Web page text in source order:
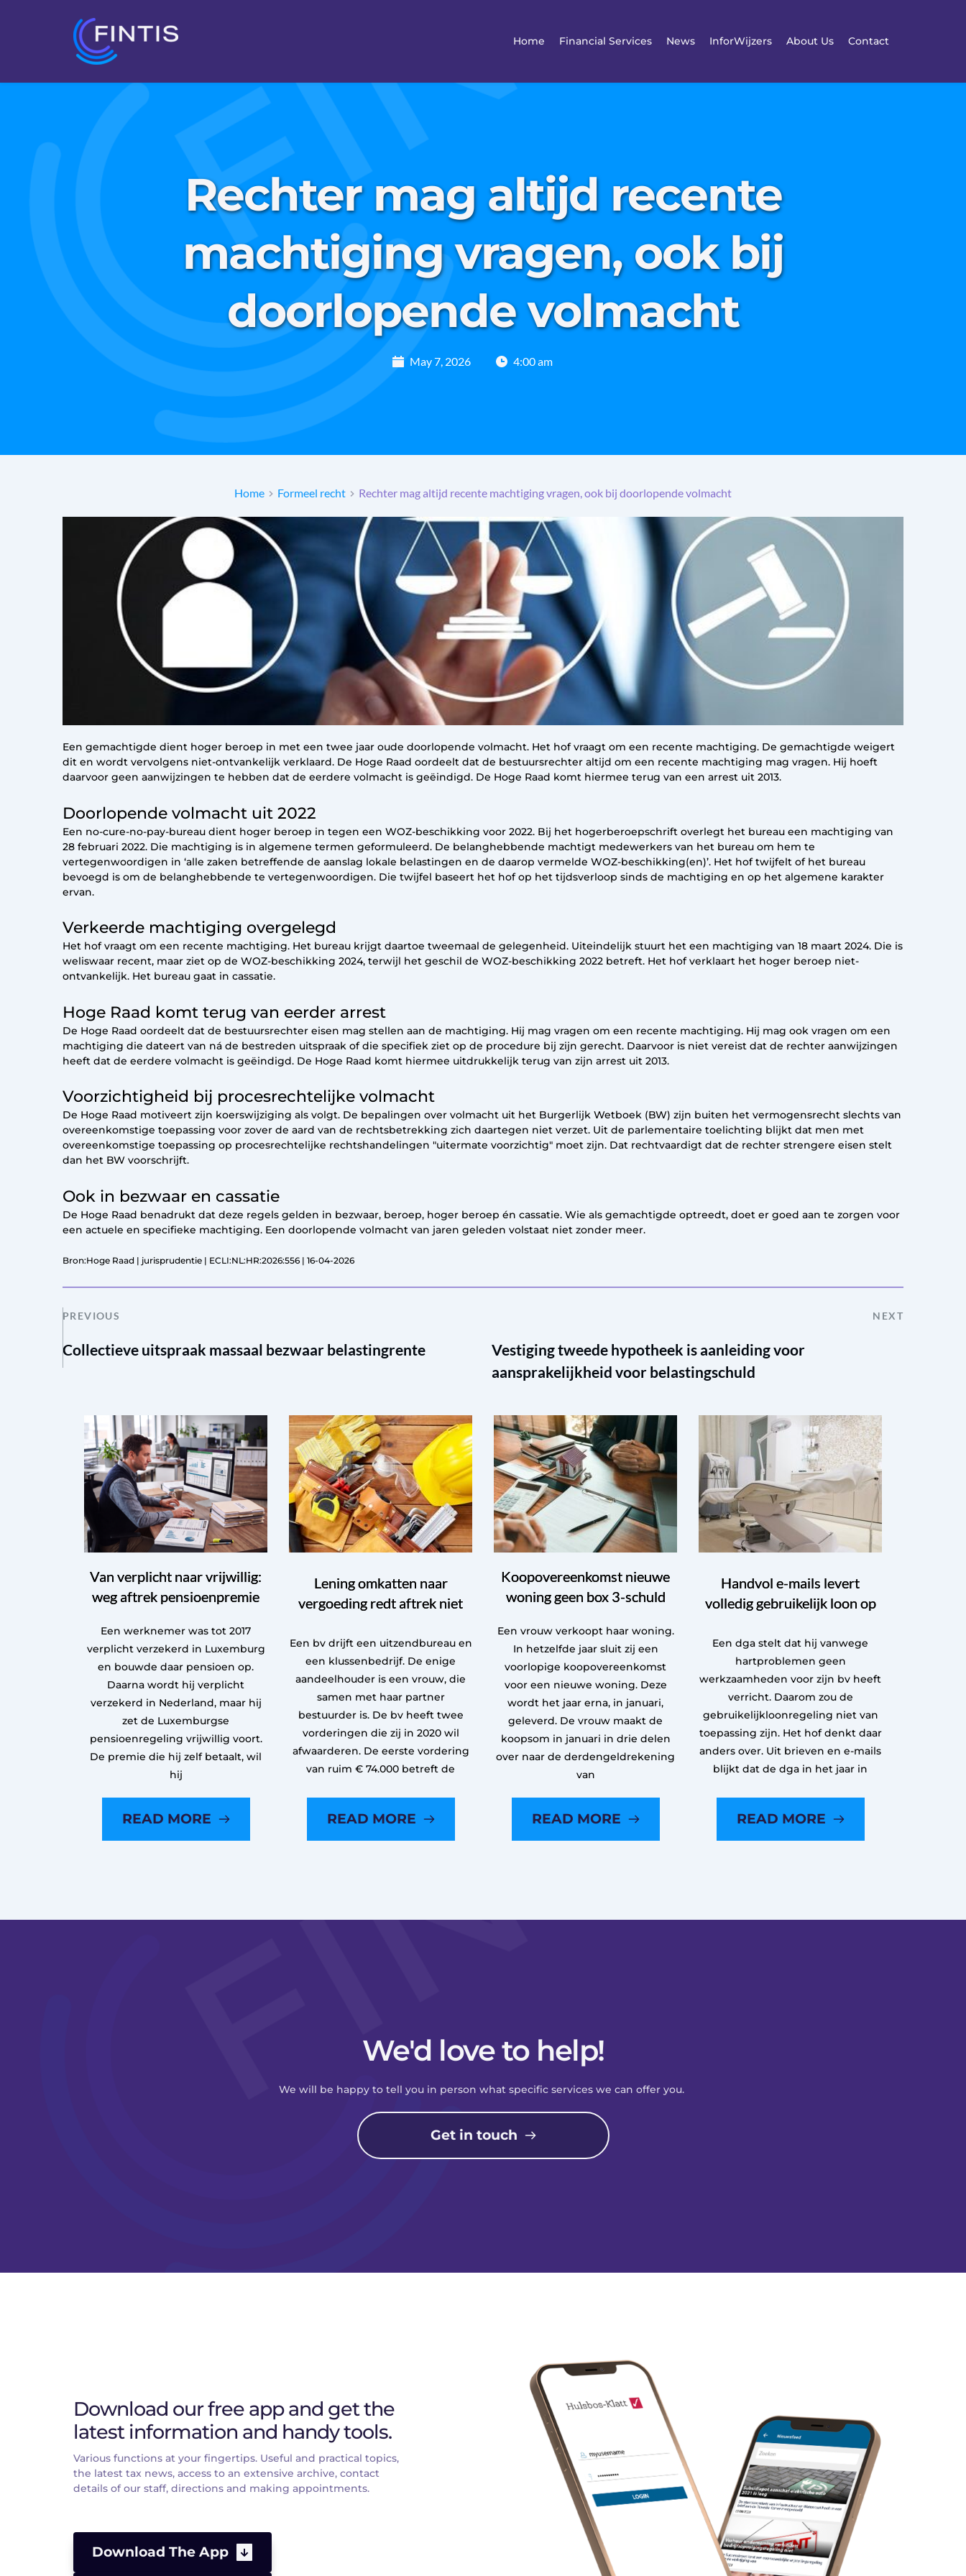
Home Financial Services News InforWijzers About Us Contact
Rechter mag altijd recente
machtiging vragen, ook bij
doorlopende volmacht
May 7, 2026 4:00 am
Home Formeel recht Rechter mag altijd recente machtiging vragen, ook bij doorlopende volmacht
Een gemachtigde dient hoger beroep in met een twee jaar oude doorlopende volmacht. Het hof vraagt om een recente machtiging. De gemachtigde weigert
dit en wordt vervolgens niet-ontvankelijk verklaard. De Hoge Raad oordeelt dat de bestuursrechter altijd om een recente machtiging mag vragen. Hij hoeft
daarvoor geen aanwijzingen te hebben dat de eerdere volmacht is geëindigd. De Hoge Raad komt hiermee terug van een arrest uit 2013.
Doorlopende volmacht uit 2022
Een no-cure-no-pay-bureau dient hoger beroep in tegen een WOZ-beschikking voor 2022. Bij het hogerberoepschrift overlegt het bureau een machtiging van
28 februari 2022. Die machtiging is in algemene termen geformuleerd. De belanghebbende machtigt medewerkers van het bureau om hem te
vertegenwoordigen in ‘alle zaken betreffende de aanslag lokale belastingen en de daarop vermelde WOZ-beschikking(en)’. Het hof twijfelt of het bureau
bevoegd is om de belanghebbende te vertegenwoordigen. Die twijfel baseert het hof op het tijdsverloop sinds de machtiging en op het algemene karakter
ervan.
Verkeerde machtiging overgelegd
Het hof vraagt om een recente machtiging. Het bureau krijgt daartoe tweemaal de gelegenheid. Uiteindelijk stuurt het een machtiging van 18 maart 2024. Die is
weliswaar recent, maar ziet op de WOZ-beschikking 2024, terwijl het geschil de WOZ-beschikking 2022 betreft. Het hof verklaart het hoger beroep niet-
ontvankelijk. Het bureau gaat in cassatie.
Hoge Raad komt terug van eerder arrest
De Hoge Raad oordeelt dat de bestuursrechter eisen mag stellen aan de machtiging. Hij mag vragen om een recente machtiging. Hij mag ook vragen om een
machtiging die dateert van ná de bestreden uitspraak of die specifiek ziet op de procedure bij zijn gerecht. Daarvoor is niet vereist dat de rechter aanwijzingen
heeft dat de eerdere volmacht is geëindigd. De Hoge Raad komt hiermee uitdrukkelijk terug van zijn arrest uit 2013.
Voorzichtigheid bij procesrechtelijke volmacht
De Hoge Raad motiveert zijn koerswijziging als volgt. De bepalingen over volmacht uit het Burgerlijk Wetboek (BW) zijn buiten het vermogensrecht slechts van
overeenkomstige toepassing voor zover de aard van de rechtsbetrekking zich daartegen niet verzet. Uit de parlementaire toelichting blijkt dat men met
overeenkomstige toepassing op procesrechtelijke rechtshandelingen "uitermate voorzichtig" moet zijn. Dat rechtvaardigt dat de rechter strengere eisen stelt
dan het BW voorschrijft.
Ook in bezwaar en cassatie
De Hoge Raad benadrukt dat deze regels gelden in bezwaar, beroep, hoger beroep én cassatie. Wie als gemachtigde optreedt, doet er goed aan te zorgen voor
een actuele en specifieke machtiging. Een doorlopende volmacht van jaren geleden volstaat niet zonder meer.
Bron:Hoge Raad | jurisprudentie | ECLI:NL:HR:2026:556 | 16-04-2026
PREVIOUS NEXT
Collectieve uitspraak massaal bezwaar belastingrente
Vestiging tweede hypotheek is aanleiding voor
aansprakelijkheid voor belastingschuld
Van verplicht naar vrijwillig:
weg aftrek pensioenpremie
Een werknemer was tot 2017
verplicht verzekerd in Luxemburg
en bouwde daar pensioen op.
Daarna wordt hij verplicht
verzekerd in Nederland, maar hij
zet de Luxemburgse
pensioenregeling vrijwillig voort.
De premie die hij zelf betaalt, wil
hij
READ MORE
Lening omkatten naar
vergoeding redt aftrek niet
Een bv drijft een uitzendbureau en
een klussenbedrijf. De enige
aandeelhouder is een vrouw, die
samen met haar partner
bestuurder is. De bv heeft twee
vorderingen die zij in 2020 wil
afwaarderen. De eerste vordering
van ruim € 74.000 betreft de
READ MORE
Koopovereenkomst nieuwe
woning geen box 3-schuld
Een vrouw verkoopt haar woning.
In hetzelfde jaar sluit zij een
voorlopige koopovereenkomst
voor een nieuwe woning. Deze
wordt het jaar erna, in januari,
geleverd. De vrouw maakt de
koopsom in januari in drie delen
over naar de derdengeldrekening
van
READ MORE
Handvol e-mails levert
volledig gebruikelijk loon op
Een dga stelt dat hij vanwege
hartproblemen geen
werkzaamheden voor zijn bv heeft
verricht. Daarom zou de
gebruikelijkloonregeling niet van
toepassing zijn. Het hof denkt daar
anders over. Uit brieven en e-mails
blijkt dat de dga in het jaar in
READ MORE
We'd love to help!
We will be happy to tell you in person what specific services we can offer you.
Get in touch
Download our free app and get the
latest information and handy tools.
Various functions at your fingertips. Useful and practical topics,
the latest tax news, access to an extensive archive, contact
details of our staff, directions and making appointments.
Download The App